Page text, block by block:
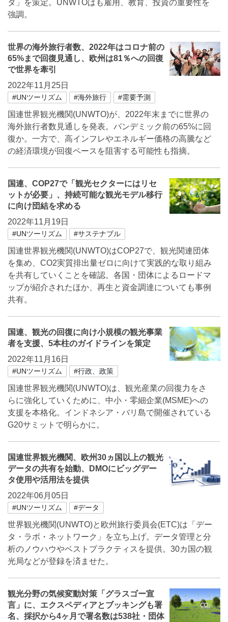
ダ」を策定。UNWTOはも雇用、教育、投資の重要性を
強調。
世界の海外旅行者数、2022年はコロナ前の
65%まで回復見通し、欧州は81％への回復
で世界を牽引
2022年11月25日
#UNツーリズム #海外旅行 #需要予測
国連世界観光機関(UNWTO)が、2022年末までに世界の
海外旅行者数見通しを発表。パンデミック前の65%に回
復か。一方で、高インフレやエネルギー価格の高騰など
の経済環境が回復ペースを阻害する可能性も指摘。
国連、COP27で「観光セクターにはリセ
ットが必要」、持続可能な観光モデル移行
に向け団結を求める
2022年11月19日
#UNツーリズム #サステナブル
国連世界観光機関(UNWTO)はCOP27で、観光関連団体
を集め、CO2実質排出量ゼロに向けて実践的な取り組み
を共有していくことを確認。各国・団体によるロードマ
ップが紹介されたほか、再生と資金調達についても事例
共有。
国連、観光の回復に向け小規模の観光事業
者を支援、5本柱のガイドラインを策定
2022年11月16日
#UNツーリズム #行政、政策
国連世界観光機関(UNWTO)は、観光産業の回復力をさ
らに強化していくために、中小・零細企業(MSME)への
支援を本格化。インドネシア・バリ島で開催されている
G20サミットで明らかに。
国連世界観光機関、欧州30ヵ国以上の観光
データの共有を始動、DMOにビッグデー
タ使用や活用法を提供
2022年06月05日
#UNツーリズム #データ
世界観光機関(UNWTO)と欧州旅行委員会(ETC)は「デー
タ・ラボ・ネットワーク」を立ち上げ。データ管理と分
析のノウハウやベストプラクティスを提供。30カ国の観
光局などが登録を済ませた。
観光分野の気候変動対策「グラスゴー宣
言」に、エクスペディアとブッキングも署
名、採択から4ヶ月で署名数は538社・団体